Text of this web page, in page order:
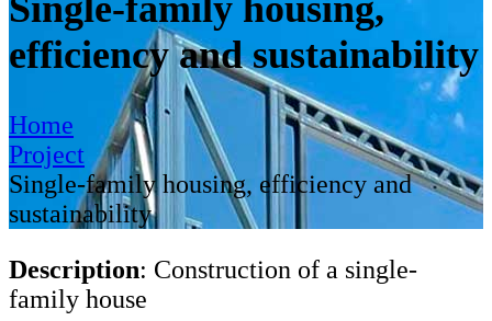
efficiency and sustainability
Home
Project
Single-family housing, efficiency and
sustainability
Description: Construction of a single-
family house